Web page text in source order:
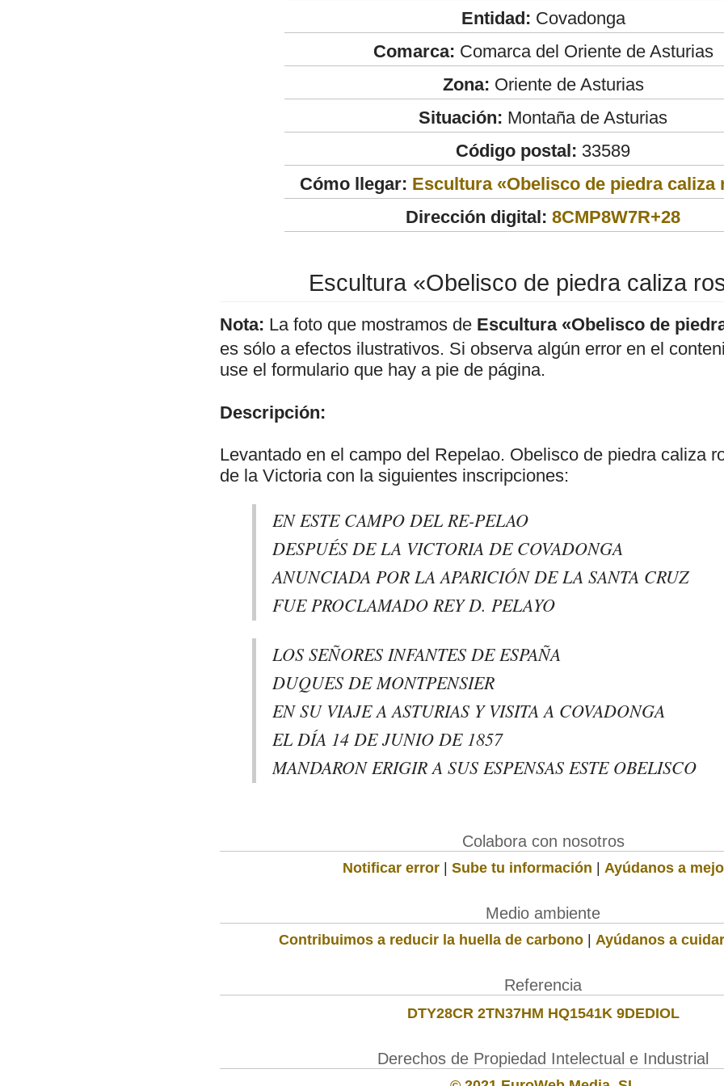
Entidad: Covadonga
Comarca: Comarca del Oriente de Asturias
Zona: Oriente de Asturias
Situación: Montaña de Asturias
Código postal: 33589
Cómo llegar: Escultura «Obelisco de piedra caliza
Dirección digital: 8CMP8W7R+28
Escultura «Obelisco de piedra caliza
Nota: La foto que mostramos de Escultura «Obelisco de
es sólo a efectos ilustrativos. Si observa algún error en el
use el formulario que hay a pie de página.
Descripción:
Levantado en el campo del Repelao. Obelisco de piedra caliza
de la Victoria con la siguientes inscripciones:
EN ESTE CAMPO DEL RE-PELAO
DESPUÉS DE LA VICTORIA DE COVADONGA
ANUNCIADA POR LA APARICIÓN DE LA SANTA CRUZ
FUE PROCLAMADO REY D. PELAYO
LOS SEÑORES INFANTES DE ESPAÑA
DUQUES DE MONTPENSIER
EN SU VIAJE A ASTURIAS Y VISITA A COVADONGA
EL DÍA 14 DE JUNIO DE 1857
MANDARON ERIGIR A SUS ESPENSAS ESTE OBELISCO
Colabora con nosotros
Notificar error | Sube tu información | Ayúdanos a
Medio ambiente
Contribuimos a reducir la huella de carbono | Ayúdanos a
Referencia
DTY28CR 2TN37HM HQ1541K 9DEDIOL
Derechos de Propiedad Intelectual e Industrial